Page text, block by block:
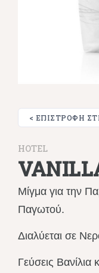
< ΕΠΙΣΤΡΟΦΉ
HOTEL
Μίγμα για την
Παγωτού.
Διαλύεται σε
Γεύσεις Βανίλια